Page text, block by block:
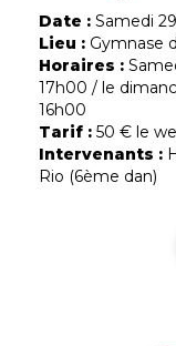
Date : Samedi
Lieu : Gymnase
Horaires :
17h00 / le
16h00
Tarif : 50 € le
Intervenants :
Rio (6ème dan)